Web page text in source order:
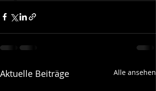
Aktuelle Beiträge Alle ansehen